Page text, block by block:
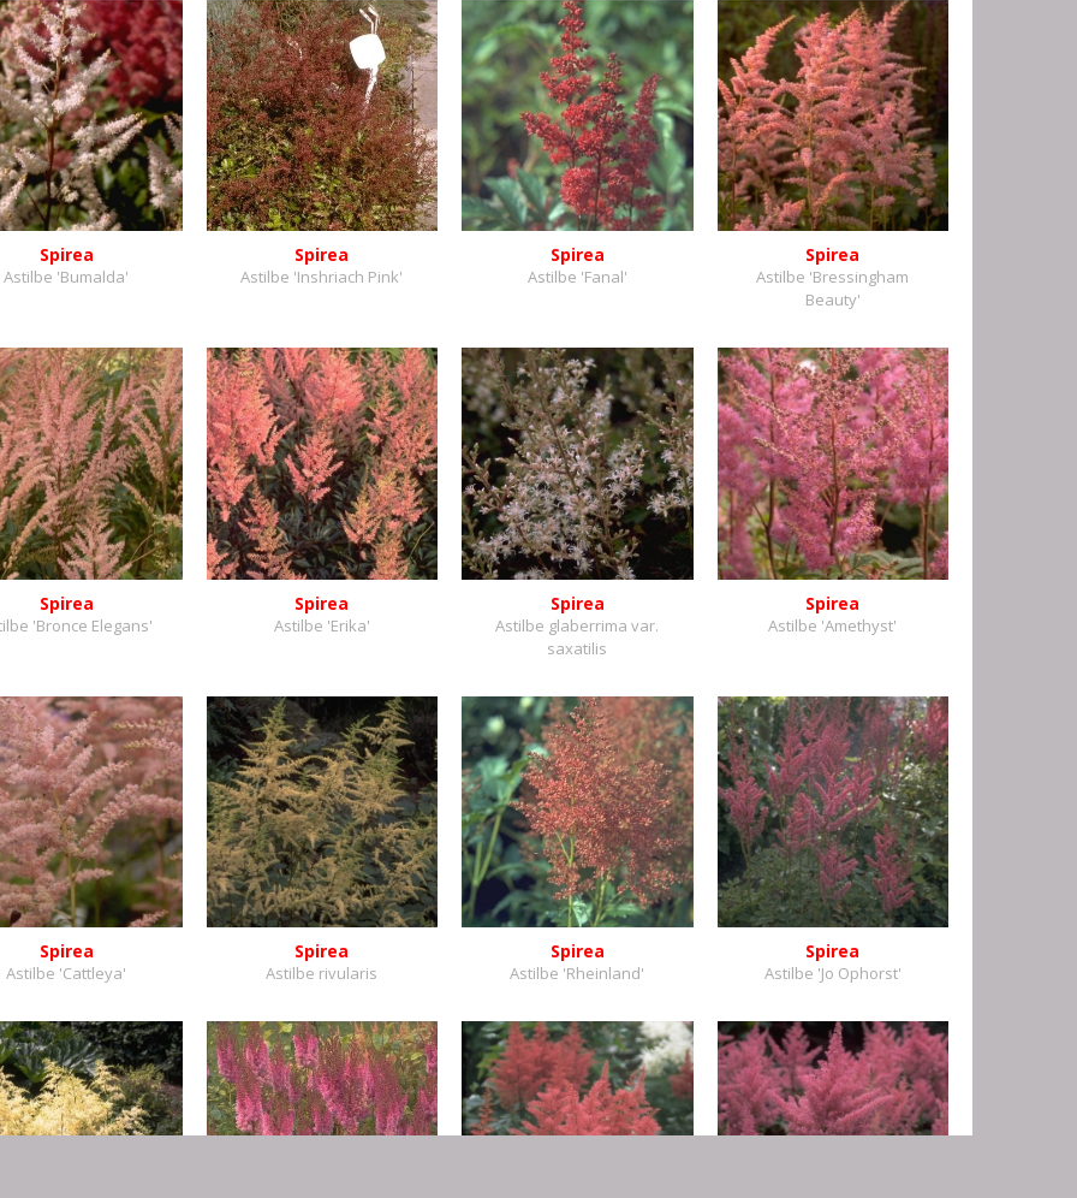
Spirea
Astilbe 'Bumalda'
Spirea
Astilbe 'Inshriach Pink'
Spirea
Astilbe 'Fanal'
Spirea
Astilbe 'Bressingham
Beauty'
Spirea
'Bronce Elegans'
Spirea
Astilbe 'Erika'
Spirea
Astilbe glaberrima var.
saxatilis
Spirea
Astilbe 'Amethyst'
Spirea
Astilbe 'Cattleya'
Spirea
Astilbe rivularis
Spirea
Astilbe 'Rheinland'
Spirea
Astilbe 'Jo Ophorst'